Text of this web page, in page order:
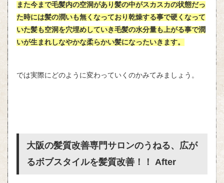
また今まで毛髪内の空洞があり髪の中がスカスカの状態だっ
た時には髪の潤いも無くなっており乾燥する事で硬くなって
いた髪も空洞を穴埋めしていき毛髪の水分量も上がる事で潤
いが生まれしなやかな柔らかい髪になったいきます。
では実際にどのように変わっていくのかみてみましょう。
大阪の髪質改善専門サロンのうねる、広が
るボブスタイルを髪質改善！！ After